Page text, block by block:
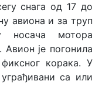
снага од 17 до
авиона и за труп
носача мотора
је погонила
корака. У
са или